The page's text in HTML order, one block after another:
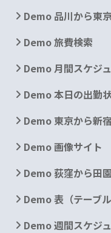
Demo 品川から東
Demo 旅費検索
Demo 月間スケジ
Demo 本日の出勤
Demo 東京から新
Demo 画像サイト
Demo 荻窪から田
Demo 表（テーブ
Demo 週間スケジ